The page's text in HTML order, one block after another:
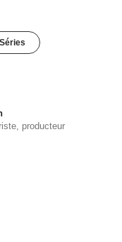
producteur